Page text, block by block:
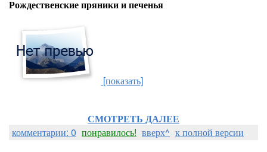
Рождественские пряники и печенья
[показать]
СМОТРЕТЬ ДАЛЕЕ
комментарии: 0 понравилось! вверх^ к полной версии